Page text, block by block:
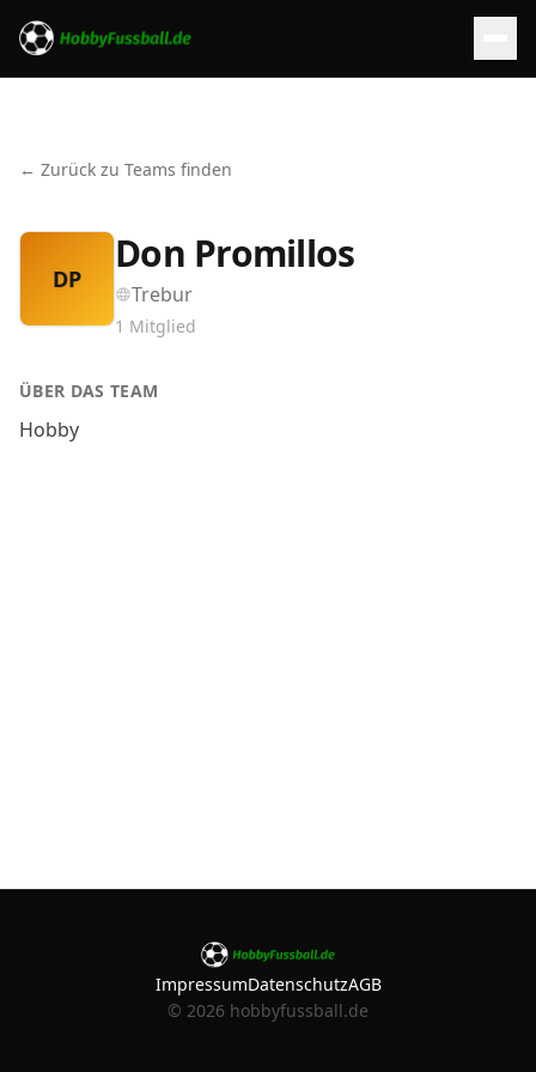
← Zurück zu Teams finden
DP
Don Promillos
Trebur
1 Mitglied
ÜBER DAS TEAM
Hobby
ImpressumDatenschutzAGB
© 2026 hobbyfussball.de